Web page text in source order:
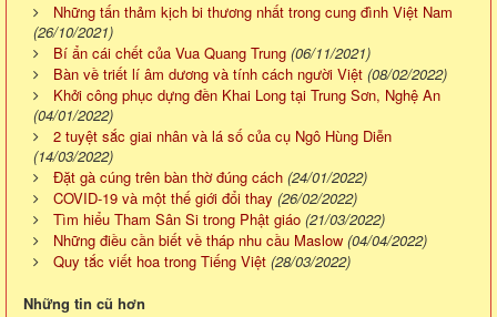
Những tấn thảm kịch bi thương nhất trong cung đình Việt Nam
(26/10/2021)
Bí ẩn cái chết của Vua Quang Trung (06/11/2021)
Bàn về triết lí âm dương và tính cách người Việt (08/02/2022)
Khởi công phục dựng đền Khai Long tại Trung Sơn, Nghệ An
(04/01/2022)
2 tuyệt sắc giai nhân và lá số của cụ Ngô Hùng Diễn
(14/03/2022)
Đặt gà cúng trên bàn thờ đúng cách (24/01/2022)
COVID-19 và một thế giới đổi thay (26/02/2022)
Tìm hiểu Tham Sân Si trong Phật giáo (21/03/2022)
Những điều cần biết về tháp nhu cầu Maslow (04/04/2022)
Quy tắc viết hoa trong Tiếng Việt (28/03/2022)
Những tin cũ hơn